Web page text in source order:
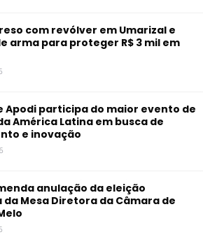
com revólver em Umarizal e
arma para proteger R$ 3 mil em
Apodi participa do maior evento de
América Latina em busca de
e inovação
anulação da eleição
Mesa Diretora da Câmara de